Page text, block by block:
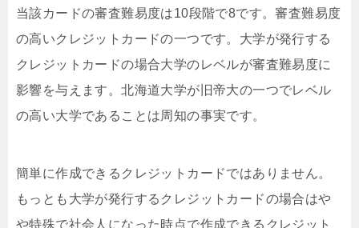
当該カードの審査難易度は10段階で8です。審査難易度
の高いクレジットカードの一つです。大学が発行する
クレジットカードの場合大学のレベルが審査難易度に
影響を与えます。北海道大学が旧帝大の一つでレベル
の高い大学であることは周知の事実です。
簡単に作成できるクレジットカードではありません。
もっとも大学が発行するクレジットカードの場合はや
や特殊で社会人になった時点で作成できるクレジット